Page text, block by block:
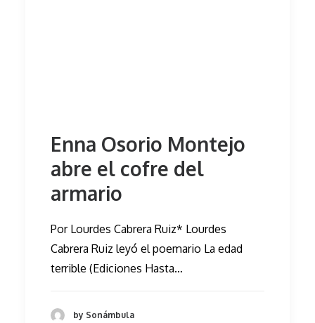
Enna Osorio Montejo
abre el cofre del
armario
Por Lourdes Cabrera Ruiz* Lourdes
Cabrera Ruiz leyó el poemario La edad
terrible (Ediciones Hasta…
by Sonámbula